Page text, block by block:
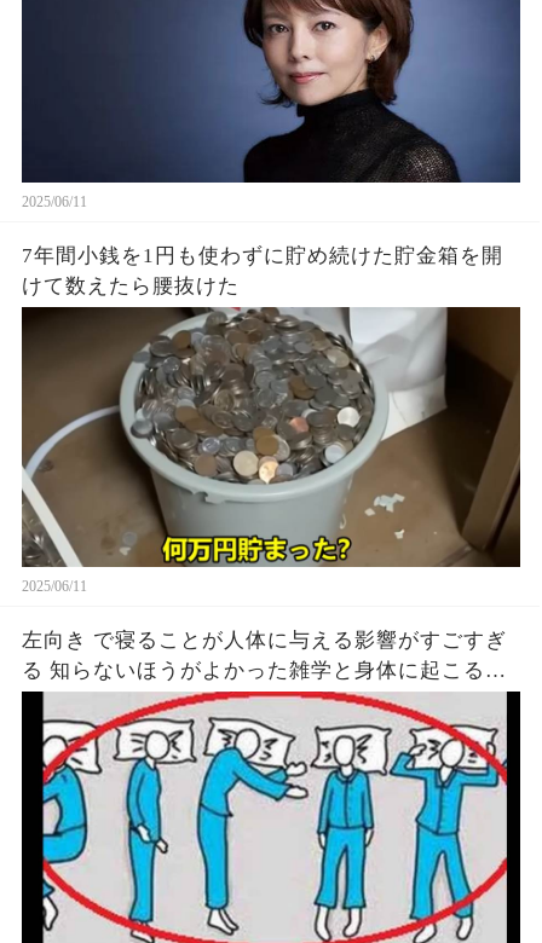
2025/06/11
7年間小銭を1円も使わずに貯め続けた貯金箱を開
けて数えたら腰抜けた
2025/06/11
左向き で寝ることが人体に与える影響がすごすぎ
る 知らないほうがよかった雑学と身体に起こる現
象がヤバい… 驚くべき 大人の 面白いけど知ると後
悔